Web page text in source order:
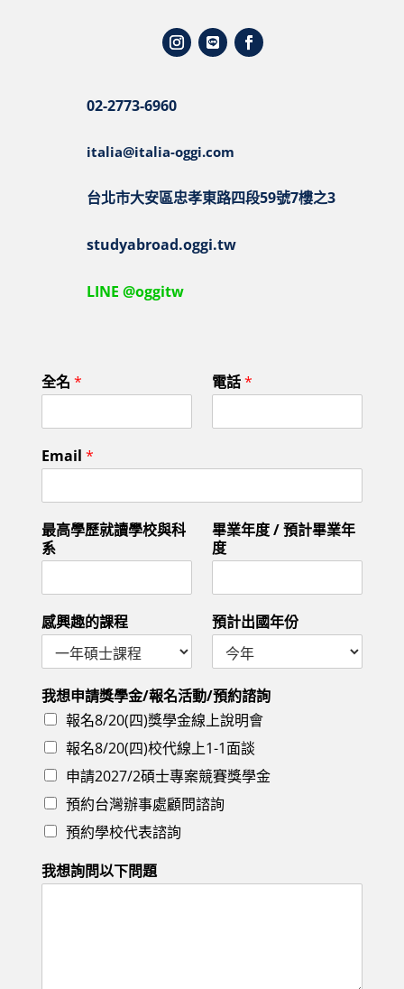
02-2773-6960
italia@italia-oggi.com
台北市大安區忠孝東路四段59號7樓之3
studyabroad.oggi.tw
LINE @oggitw
全名 * 電話*
Email *
最高學歷就讀學校與科
系
畢業年度 / 預計畢業年
度
感興趣的課程 預計出國年份
我想申請獎學金/報名活動/預約諮詢
報名8/20(四)獎學金線上說明會
報名8/20(四)校代線上1-1面談
申請2027/2碩士專案競賽獎學金
預約台灣辦事處顧問諮詢
預約學校代表諮詢
我想詢問以下問題